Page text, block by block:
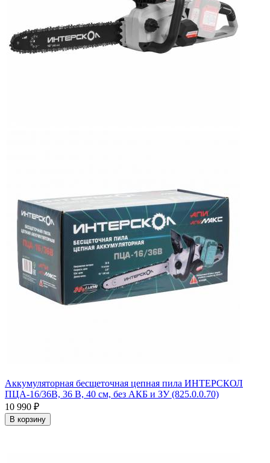
Аккумуляторная бесщеточная цепная пила ИНТЕРСКОЛ
ПЦА-16/36В, 36 В, 40 см, без АКБ и ЗУ (825.0.0.70)
10 990 ₽
В корзину